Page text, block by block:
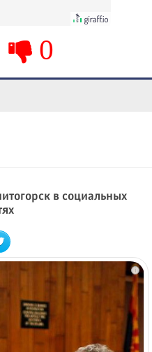
их не видят...
0
в социальных
i